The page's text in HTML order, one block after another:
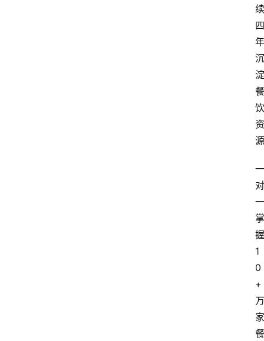
续
四
年
沉
淀
餐
饮
资
源
一
对
一
掌
握
1
0
+
万
家
餐